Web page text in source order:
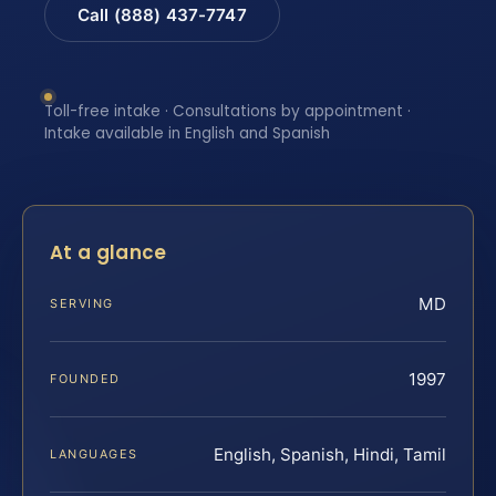
Call (888) 437-7747
Toll-free intake · Consultations by appointment ·
Intake available in English and Spanish
At a glance
SERVING MD
FOUNDED 1997
LANGUAGES English, Spanish, Hindi, Tamil